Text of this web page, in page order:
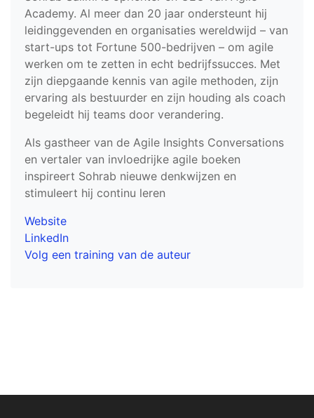
Academy. Al meer dan 20 jaar ondersteunt hij
leidinggevenden en organisaties wereldwijd – van
start-ups tot Fortune 500-bedrijven – om agile
werken om te zetten in echt bedrijfssucces. Met
zijn diepgaande kennis van agile methoden, zijn
ervaring als bestuurder en zijn houding als coach
begeleidt hij teams door verandering.
Als gastheer van de Agile Insights Conversations
en vertaler van invloedrijke agile boeken
inspireert Sohrab nieuwe denkwijzen en
stimuleert hij continu leren
Website
LinkedIn
Volg een training van de auteur